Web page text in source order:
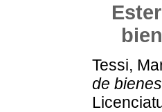
Tessi,
de